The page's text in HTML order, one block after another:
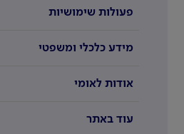
פעולות שימושיות
מידע כלכלי ומשפטי
אודות לאומי
עוד באתר